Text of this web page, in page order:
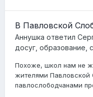
В Павловской
Аннушка ответил
досуг, образование,
Похоже, школ нам не
жителями Павловской
павлослободчанами